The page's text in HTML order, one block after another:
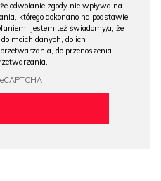
odwołanie zgody nie wpływa na
którego dokonano na podstawie
Jestem też świadomy/a, że
moich danych, do ich
do przenoszenia